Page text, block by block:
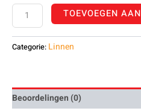
TOEVOEGEN
Categorie: Linnen
Beoordelingen (0)